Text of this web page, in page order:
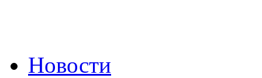
Новости